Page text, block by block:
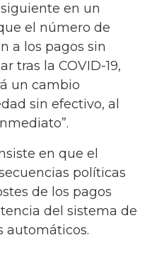
en un
el número de
a los pagos sin
tras la COVID-19,
un cambio
sin efectivo, al
en que el
políticas
de los pagos
del sistema de
automáticos.